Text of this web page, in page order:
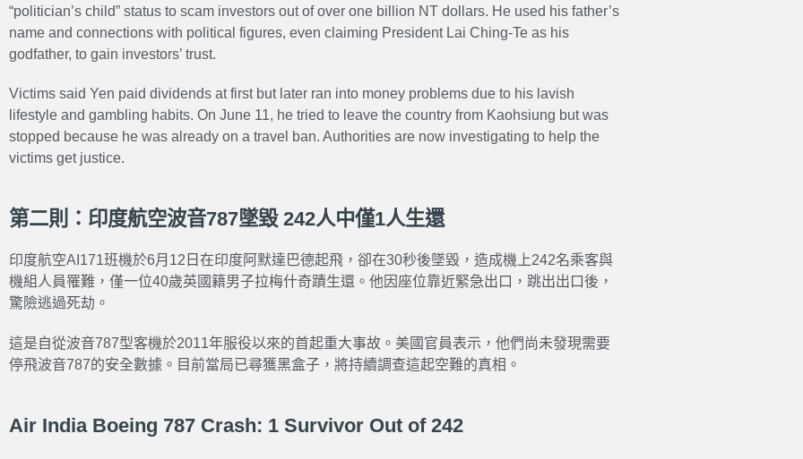
“politician’s child” status to scam investors out of over one billion NT dollars. He used his father’s
name and connections with political figures, even claiming President Lai Ching-Te as his
godfather, to gain investors’ trust.
Victims said Yen paid dividends at first but later ran into money problems due to his lavish
lifestyle and gambling habits. On June 11, he tried to leave the country from Kaohsiung but was
stopped because he was already on a travel ban. Authorities are now investigating to help the
victims get justice.
第二則：印度航空波音787墜毀 242人中僅1人生還
印度航空AI171班機於6月12日在印度阿默達巴德起飛，卻在30秒後墜毀，造成機上242名乘客與
機組人員罹難，僅一位40歲英國籍男子拉梅什奇蹟生還。他因座位靠近緊急出口，跳出出口後，
驚險逃過死劫。
這是自從波音787型客機於2011年服役以來的首起重大事故。美國官員表示，他們尚未發現需要
停飛波音787的安全數據。目前當局已尋獲黑盒子，將持續調查這起空難的真相。
Air India Boeing 787 Crash: 1 Survivor Out of 242